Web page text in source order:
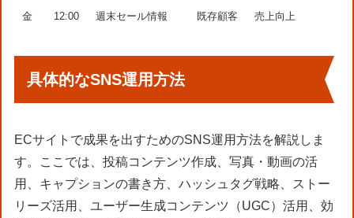
金 12:00 週末セール情報 既存顧客 売上向上
具体的なSNS運用方法
ECサイトで成果を出すためのSNS運用方法を解説しま
す。ここでは、投稿コンテンツ作成、写真・動画の活
用、キャプションの書き方、ハッシュタグ戦略、ストー
リーズ活用、ユーザー生成コンテンツ（UGC）活用、効